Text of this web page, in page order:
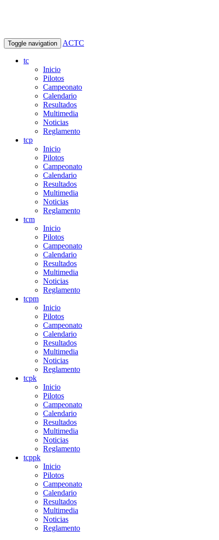
Toggle navigation ACTC
tc
Inicio
Pilotos
Campeonato
Calendario
Resultados
Multimedia
Noticias
Reglamento
tcp
Inicio
Pilotos
Campeonato
Calendario
Resultados
Multimedia
Noticias
Reglamento
tcm
Inicio
Pilotos
Campeonato
Calendario
Resultados
Multimedia
Noticias
Reglamento
tcpm
Inicio
Pilotos
Campeonato
Calendario
Resultados
Multimedia
Noticias
Reglamento
tcpk
Inicio
Pilotos
Campeonato
Calendario
Resultados
Multimedia
Noticias
Reglamento
tcppk
Inicio
Pilotos
Campeonato
Calendario
Resultados
Multimedia
Noticias
Reglamento